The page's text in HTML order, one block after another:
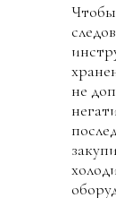
не